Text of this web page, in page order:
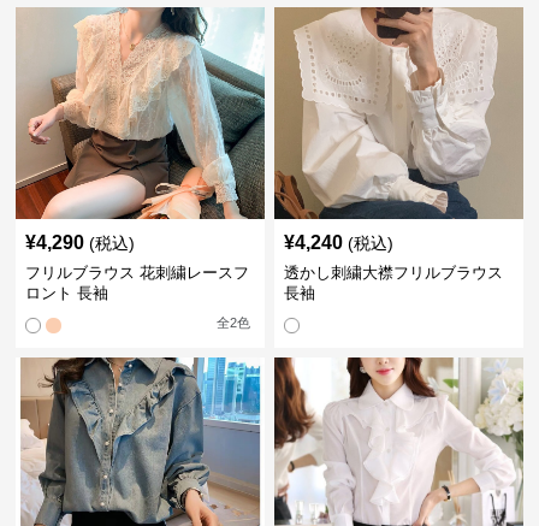
¥4,290 (税込)
フリルブラウス 花刺繍レースフ
ロント 長袖
全2色
¥4,240 (税込)
透かし刺繍大襟フリルブラウス
長袖